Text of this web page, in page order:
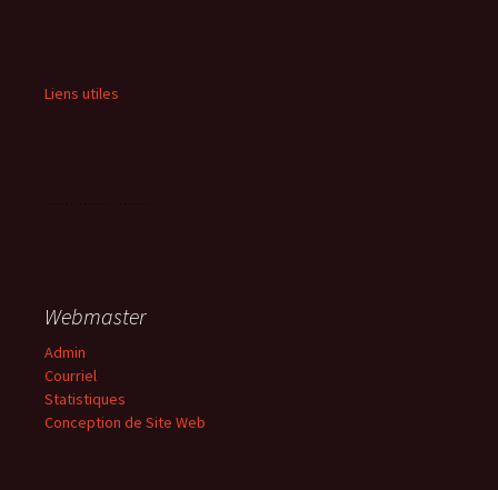
Liens utiles
Webmaster
Admin
Courriel
Statistiques
Conception de Site Web